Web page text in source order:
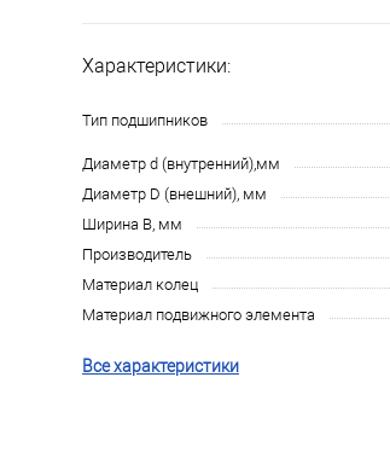
Характеристики:
Тип подшипников
Диаметр d (внутренний),мм
Диаметр D (внешний), мм
Ширина B, мм
Производитель
Материал колец
Материал подвижного элемента
Все характеристики